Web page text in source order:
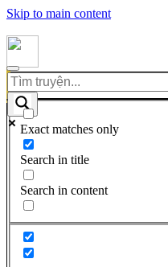
Skip to main content
Exact matches only
Search in title
Search in content